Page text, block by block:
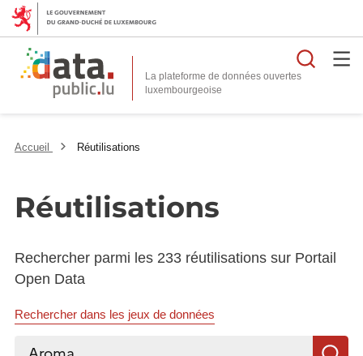
La plateforme de données ouvertes
Accueil Réutilisations
Réutilisations
Rechercher parmi les 233 réutilisations sur Portail
Open Data
Rechercher dans les jeux de données
Rechercher...